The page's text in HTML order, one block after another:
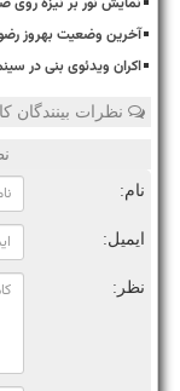
آخرین وضعیت بهروز
اکران ویدئوی بنی در
نظرات بینندگان
نام:
ایمیل:
نظر: